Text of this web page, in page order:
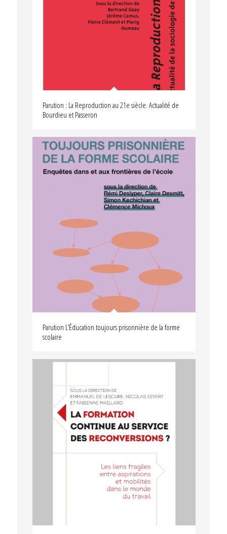
Parution : La Reproduction au 21e siècle. Actualité de
Bourdieu et Passeron
Parution L’Éducation toujours prisonnière de la forme
scolaire